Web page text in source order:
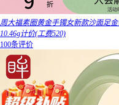
周大福素圈黄金手镯女新款沙面足
10.46g计价(工费520)
100条评价